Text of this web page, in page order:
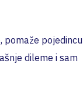
pomaže pojedincu
dileme i sam